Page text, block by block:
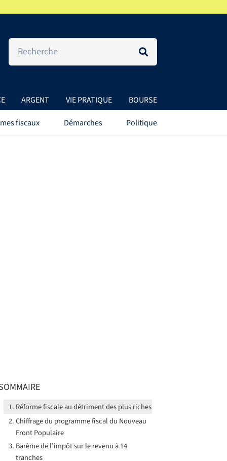
ARGENT VIE PRATIQUE BOURSE
fiscaux Démarches Politique
Réforme fiscale au détriment des plus riches
Chiffrage du programme fiscal du Nouveau
Front Populaire
Barème de l’impôt sur le revenu à 14
tranches